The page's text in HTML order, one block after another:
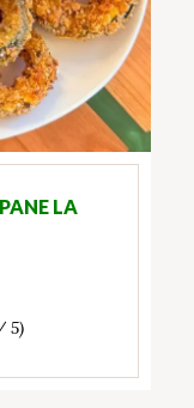
LA
5)